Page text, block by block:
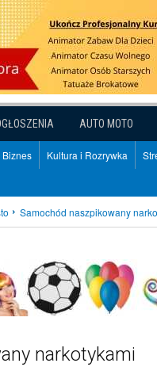
AUTO MOTO
Biznes Kultura i Rozrywka
Samochód naszpikowany
narkotykami